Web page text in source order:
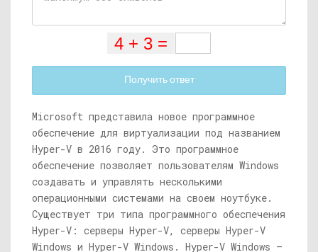
Получить ответ
Microsoft представила новое программное
обеспечение для виртуализации под названием
Hyper-V в 2016 году. Это программное
обеспечение позволяет пользователям Windows
создавать и управлять несколькими
операционными системами на своем ноутбуке.
Существует три типа программного обеспечения
Hyper-V: серверы Hyper-V, серверы Hyper-V
Windows и Hyper-V Windows. Hyper-V Windows —